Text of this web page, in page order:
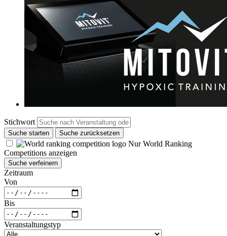
Stichwort
Suche starten Suche zurücksetzen
Nur World Ranking
Competitions anzeigen
Suche verfeinern
Zeitraum
Von
Bis
Veranstaltungstyp